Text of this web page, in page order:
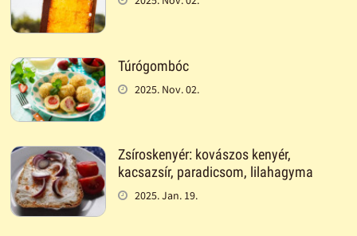
Túrógombóc
2025. Nov. 02.
Zsíroskenyér: kovászos kenyér,
kacsazsír, paradicsom, lilahagyma
2025. Jan. 19.